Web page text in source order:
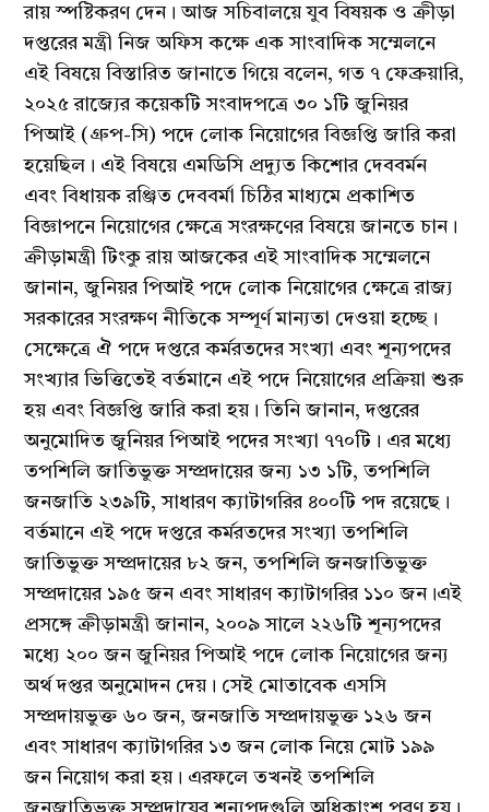
রায় স্পষ্টিকরণ দেন। আজ সচিবালয়ে যুব বিষয়ক ও ক্রীড়া
দপ্তরের মন্ত্রী নিজ অফিস কক্ষে এক সাংবাদিক সম্মেলনে
এই বিষয়ে বিস্তারিত জানাতে গিয়ে বলেন, গত ৭ ফেব্রুয়ারি,
২০২৫ রাজ্যের কয়েকটি সংবাদপত্রে ৩০ ১টি জুনিয়র
পিআই (গ্রুপ-সি) পদে লোক নিয়োগের বিজ্ঞপ্তি জারি করা
হয়েছিল। এই বিষয়ে এমডিসি প্রদ্যুত কিশোর দেববর্মন
এবং বিধায়ক রঞ্জিত দেববর্মা চিঠির মাধ্যমে প্রকাশিত
বিজ্ঞাপনে নিয়োগের ক্ষেত্রে সংরক্ষণের বিষয়ে জানতে চান।
ক্রীড়ামন্ত্রী টিংকু রায় আজকের এই সাংবাদিক সম্মেলনে
জানান, জুনিয়র পিআই পদে লোক নিয়োগের ক্ষেত্রে রাজ্য
সরকারের সংরক্ষণ নীতিকে সম্পূর্ণ মান্যতা দেওয়া হচ্ছে।
সেক্ষেত্রে ঐ পদে দপ্তরে কর্মরতদের সংখ্যা এবং শূন্যপদের
সংখ্যার ভিত্তিতেই বর্তমানে এই পদে নিয়োগের প্রক্রিয়া শুরু
হয় এবং বিজ্ঞপ্তি জারি করা হয়। তিনি জানান, দপ্তরের
অনুমোদিত জুনিয়র পিআই পদের সংখ্যা ৭৭০টি। এর মধ্যে
তপশিলি জাতিভুক্ত সম্প্রদায়ের জন্য ১৩ ১টি, তপশিলি
জনজাতি ২৩৯টি, সাধারণ ক্যাটাগরির ৪০০টি পদ রয়েছে।
বর্তমানে এই পদে দপ্তরে কর্মরতদের সংখ্যা তপশিলি
জাতিভুক্ত সম্প্রদায়ের ৮২ জন, তপশিলি জনজাতিভুক্ত
সম্প্রদায়ের ১৯৫ জন এবং সাধারণ ক্যাটাগরির ১১০ জন।এই
প্রসঙ্গে ক্রীড়ামন্ত্রী জানান, ২০০৯ সালে ২২৬টি শূন্যপদের
মধ্যে ২০০ জন জুনিয়র পিআই পদে লোক নিয়োগের জন্য
অর্থ দপ্তর অনুমোদন দেয়। সেই মোতাবেক এসসি
সম্প্রদায়ভুক্ত ৬০ জন, জনজাতি সম্প্রদায়ভুক্ত ১২৬ জন
এবং সাধারণ ক্যাটাগরির ১৩ জন লোক নিয়ে মোট ১৯৯
জন নিয়োগ করা হয়। এরফলে তখনই তপশিলি